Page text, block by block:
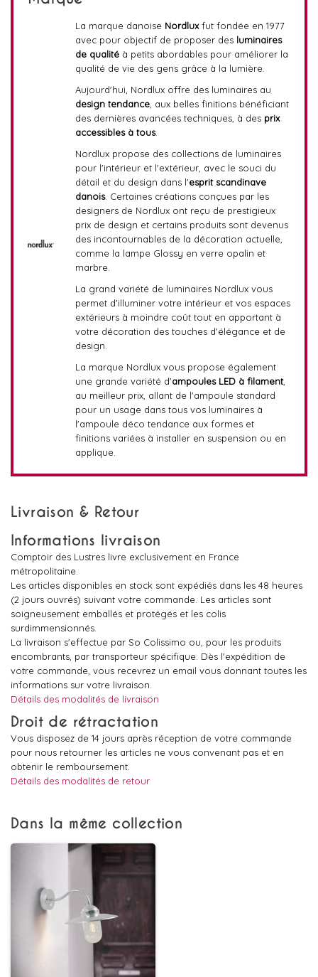
La marque danoise Nordluxfut fondée en 1977
avec pour objectif de proposer des luminaires
de qualitéà petits abordables pour améliorer la
qualité de vie des gens grâce à la lumière.
Aujourd'hui, Nordlux offre des luminaires au
design tendance, aux belles finitions bénéficiant
des dernières avancées techniques, à des prix
accessibles à tous.
Nordlux propose des collections de luminaires
pour l'intérieur et l'extérieur, avec le souci du
détail et du design dans l'esprit scandinave
danois. Certaines créations conçues par les
designers de Nordlux ont reçu de prestigieux
prix de design et certains produits sont devenus
des incontournables de la décoration actuelle,
comme la lampe Glossy en verre opalin et
marbre.
La grand variété de luminaires Nordlux vous
permet d'illuminer votre intérieur et vos espaces
extérieurs à moindre coût tout en apportant à
votre décoration des touches d'élégance et de
design.
La marque Nordlux vous propose également
une grande variété d'ampoules LED à filament,
au meilleur prix, allant de l'ampoule standard
pour un usage dans tous vos luminaires à
l'ampoule déco tendance aux formes et
finitions variées à installer en suspension ou en
applique.
Livraison & Retour
Informations livraison
Comptoir des Lustres livre exclusivement en France
métropolitaine.
Les articles disponibles en stock sont expédiés dans les 48 heures
(2 jours ouvrés) suivant votre commande. Les articles sont
soigneusement emballés et protégés et les colis
surdimmensionnés.
La livraison s'effectue par So Colissimo ou, pour les produits
encombrants, par transporteur spécifique. Dès l'expédition de
votre commande, vous recevrez un email vous donnant toutes les
informations sur votre livraison.
Détails des modalités de livraison
Droit de rétractation
Vous disposez de 14 jours après réception de votre commande
pour nous retourner les articles ne vous convenant pas et en
obtenir le remboursement.
Détails des modalités de retour
Dans la même collection